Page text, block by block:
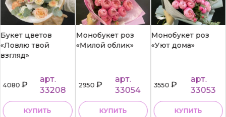
Букет цветов
«Ловлю твой
взгляд»
4080₽
арт.
33208
КУПИТЬ
Монобукет роз
«Милой облик»
2950₽
арт.
33054
КУПИТЬ
Монобукет роз
«Уют дома»
3550₽
арт.
33053
КУПИТЬ